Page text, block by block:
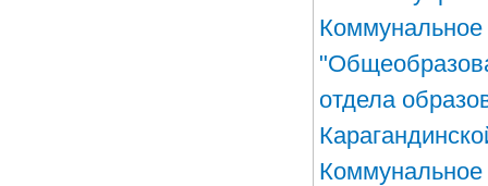
Коммунальное
отдела
Коммунальное